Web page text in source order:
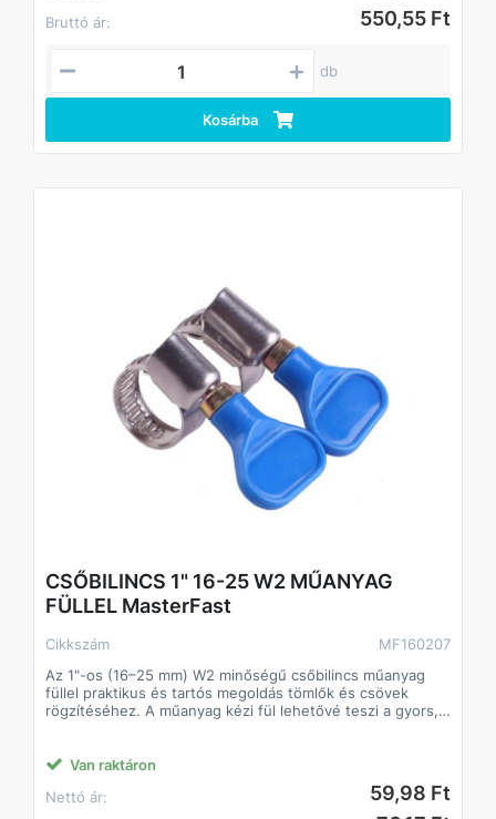
Bruttó ár: 550,55 Ft
db
Kosárba
CSŐBILINCS 1" 16-25 W2 MŰANYAG
FÜLLEL MasterFast
Cikkszám
MF160207
Az 1"-os (16–25 mm) W2 minőségű csőbilincs műanyag
füllel praktikus és tartós megoldás tömlők és csövek
rögzítéséhez. A műanyag kézi fül lehetővé teszi a gyors,
A W2 kivitel korrózióálló acélszalagot és csavart biztosít,
amely megbízható szorítóerőt és hosszú élettartamot
garantál normál és nedves környezetben is.
Van raktáron
Nettó ár:
59,98 Ft